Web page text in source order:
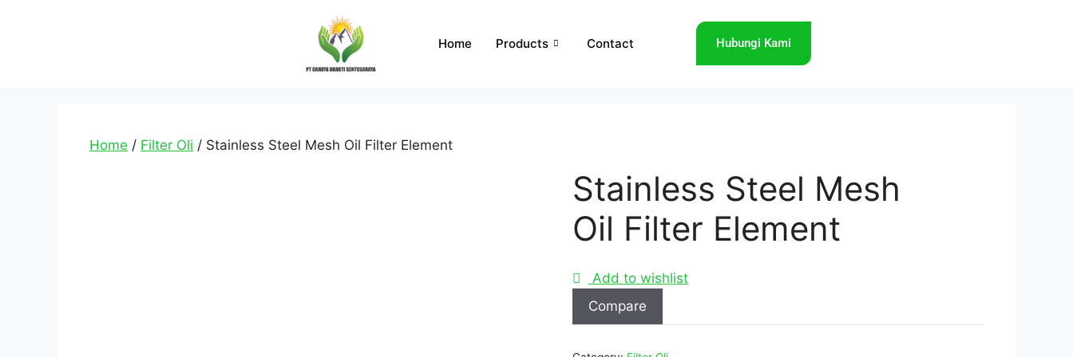
Home Products Contact Hubungi Kami
Home / Filter Oli / Stainless Steel Mesh Oil Filter Element
Stainless Steel Mesh
Oil Filter Element
Add to wishlist
Compare